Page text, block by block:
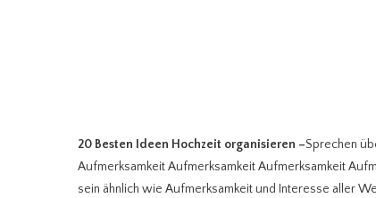
20 Besten Ideen Hochzeit organisieren –Sprechen
Aufmerksamkeit Aufmerksamkeit Aufmerksamkeit
sein ähnlich wie Aufmerksamkeit und Interesse aller